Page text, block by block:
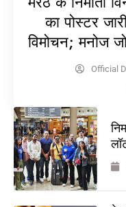
का पोस्टर
विमोचन; मनोज
Official